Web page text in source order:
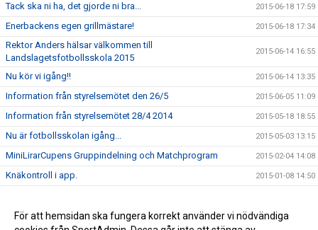
Tack ska ni ha, det gjorde ni bra... 2015-06-18 17:59
Enerbackens egen grillmästare! 2015-06-18 17:34
Rektor Anders hälsar välkommen till
Landslagetsfotbollsskola 2015
2015-06-14 16:55
Nu kör vi igång!! 2015-06-14 13:35
Information från styrelsemötet den 26/5 2015-06-05 11:09
Information från styrelsemötet 28/4 2014 2015-05-18 18:55
Nu är fotbollsskolan igång... 2015-05-03 13:15
MiniLirarCupens Gruppindelning och Matchprogram 2015-02-04 14:08
Knäkontroll i app. 2015-01-08 14:50
IF Mölndal Fotboll A-laget Träning 2014-09-29 11:30
För att hemsidan ska fungera korrekt använder vi nödvändiga